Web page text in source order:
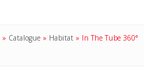
» Catalogue » Habitat » In The Tube 360°